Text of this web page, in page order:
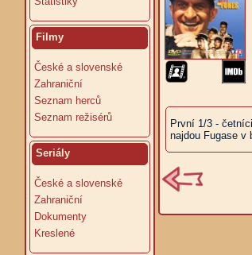
Filmy
České a slovenské
Zahraniční
Seznam herců
Seznam režisérů
Seriály
České a slovenské
Zahraniční
Dokumenty
Kreslené
První 1/3 -
najdou Fugase v